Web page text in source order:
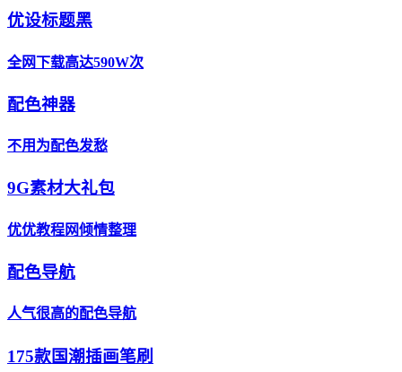
优设标题黑
全网下载高达590W次
配色神器
不用为配色发愁
9G素材大礼包
优优教程网倾情整理
配色导航
人气很高的配色导航
175款国潮插画笔刷